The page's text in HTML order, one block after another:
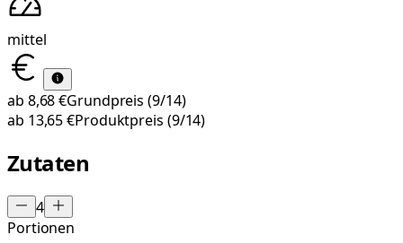
mittel
ab 8,68 €Grundpreis (9/14)
ab 13,65 €Produktpreis (9/14)
Zutaten
4
Portionen